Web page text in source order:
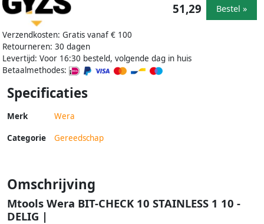
Verzendkosten: Gratis vanaf € 100
Retourneren: 30 dagen
Levertijd: Voor 16:30 besteld, volgende dag in huis
Betaalmethodes:
51,29 Bestel »
Specificaties
Merk Wera
Categorie Gereedschap
Omschrijving
Mtools Wera BIT-CHECK 10 STAINLESS 1 10 -
DELIG |